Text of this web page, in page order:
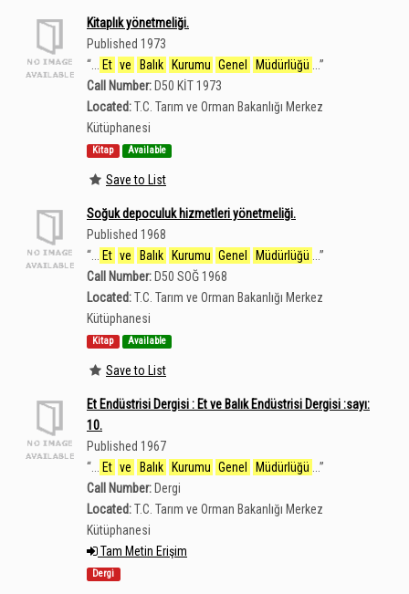
Kitaplık yönetmeliği.
Published 1973
“
Et ve Balık Kurumu Genel Müdürlüğü
”
Call Number: D50 KİT 1973
Located:T.C. Tarım ve Orman Bakanlığı Merkez
Kütüphanesi
Kitap Available
Save to List
Soğuk depoculuk hizmetleri yönetmeliği.
Published 1968
“
Et ve Balık Kurumu Genel Müdürlüğü
”
Call Number: D50 SOĞ 1968
Located:T.C. Tarım ve Orman Bakanlığı Merkez
Kütüphanesi
Kitap Available
Save to List
Et Endüstrisi Dergisi : Et ve Balık Endüstrisi Dergisi :sayı:
10.
Published 1967
“
Et ve Balık Kurumu Genel Müdürlüğü
”
Call Number: Dergi
Located:T.C. Tarım ve Orman Bakanlığı Merkez
Kütüphanesi
Tam Metin Erişim
Dergi